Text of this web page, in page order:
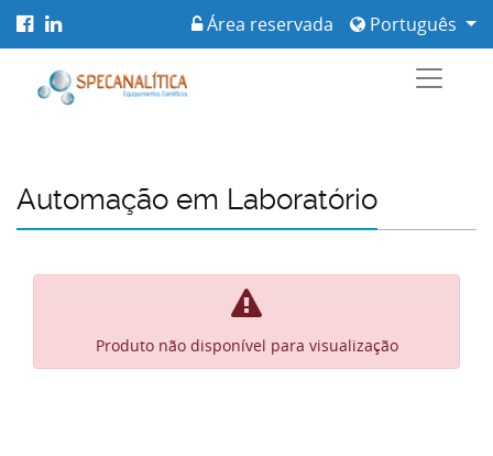
Português
Área reservada
Automação em Laboratório
Produto não disponível para visualização